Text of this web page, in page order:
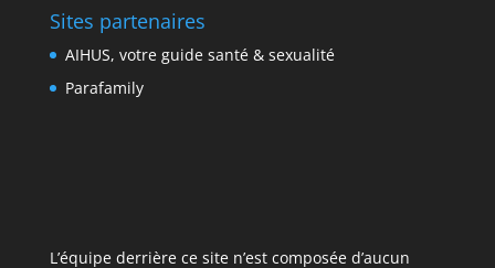
Sites partenaires
AIHUS, votre guide santé & sexualité
Parafamily
L’équipe derrière ce site n’est composée d’aucun